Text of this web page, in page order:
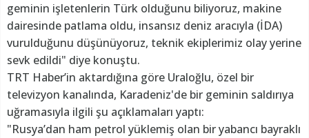
geminin işletenlerin Türk olduğunu biliyoruz, makine
dairesinde patlama oldu, insansız deniz aracıyla (İDA)
vurulduğunu düşünüyoruz, teknik ekiplerimiz olay yerine
sevk edildi" diye konuştu.
TRT Haber’in aktardığına göre Uraloğlu, özel bir
televizyon kanalında, Karadeniz'de bir geminin saldırıya
uğramasıyla ilgili şu açıklamaları yaptı:
"Rusya’dan ham petrol yüklemiş olan bir yabancı bayraklı